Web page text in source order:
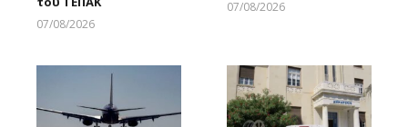
07/08/2026
07/08/2026